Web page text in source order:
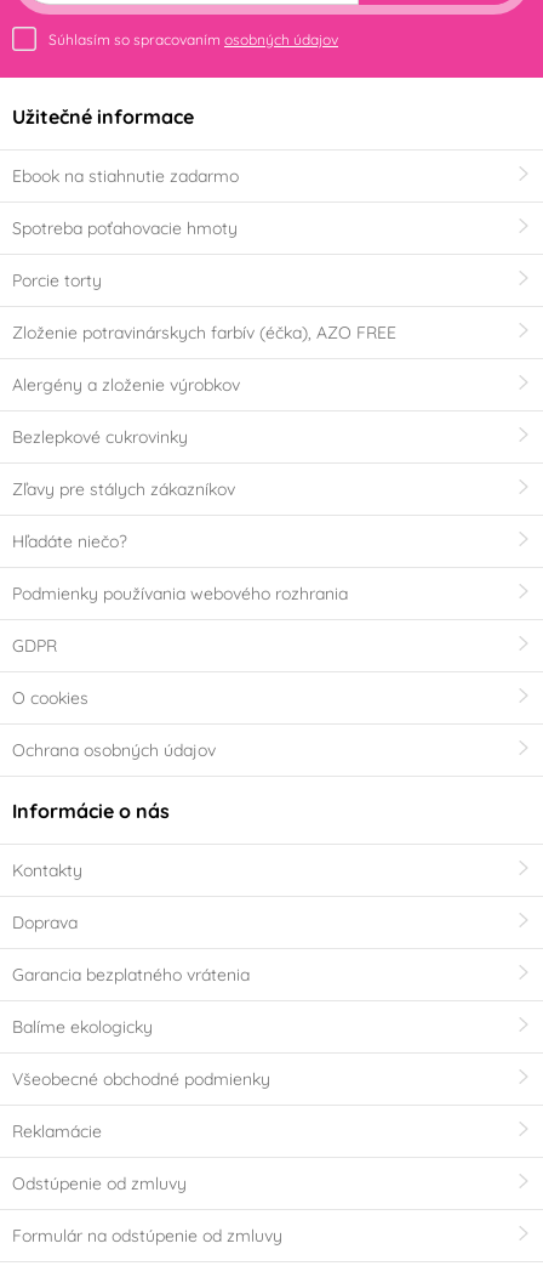
Súhlasím so spracovaním osobných údajov
Užitečné informace
Ebook na stiahnutie zadarmo
Spotreba poťahovacie hmoty
Porcie torty
Zloženie potravinárskych farbív (éčka), AZO FREE
Alergény a zloženie výrobkov
Bezlepkové cukrovinky
Zľavy pre stálych zákazníkov
Hľadáte niečo?
Podmienky používania webového rozhrania
GDPR
O cookies
Ochrana osobných údajov
Informácie o nás
Kontakty
Doprava
Garancia bezplatného vrátenia
Balíme ekologicky
Všeobecné obchodné podmienky
Reklamácie
Odstúpenie od zmluvy
Formulár na odstúpenie od zmluvy